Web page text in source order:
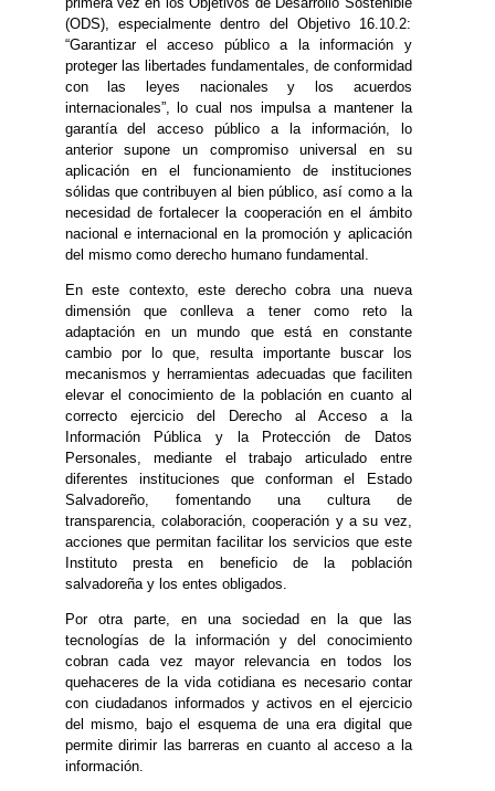
(ODS), especialmente dentro del Objetivo 16.10.2:
“Garantizar el acceso público a la información y
proteger las libertades fundamentales, de conformidad
con las leyes nacionales y los acuerdos
internacionales”, lo cual nos impulsa a mantener la
garantía del acceso público a la información, lo
anterior supone un compromiso universal en su
aplicación en el funcionamiento de instituciones
sólidas que contribuyen al bien público, así como a la
necesidad de fortalecer la cooperación en el ámbito
nacional e internacional en la promoción y aplicación
del mismo como derecho humano fundamental.
En este contexto, este derecho cobra una nueva
dimensión que conlleva a tener como reto la
adaptación en un mundo que está en constante
cambio por lo que, resulta importante buscar los
mecanismos y herramientas adecuadas que faciliten
elevar el conocimiento de la población en cuanto al
correcto ejercicio del Derecho al Acceso a la
Información Pública y la Protección de Datos
Personales, mediante el trabajo articulado entre
diferentes instituciones que conforman el Estado
Salvadoreño, fomentando una cultura de
transparencia, colaboración, cooperación y a su vez,
acciones que permitan facilitar los servicios que este
Instituto presta en beneficio de la población
salvadoreña y los entes obligados.
Por otra parte, en una sociedad en la que las
tecnologías de la información y del conocimiento
cobran cada vez mayor relevancia en todos los
quehaceres de la vida cotidiana es necesario contar
con ciudadanos informados y activos en el ejercicio
del mismo, bajo el esquema de una era digital que
permite dirimir las barreras en cuanto al acceso a la
información.